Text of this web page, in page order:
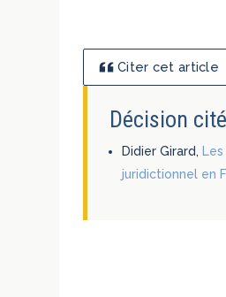
Citer cet article
Décision
Didier Girard,
juridictionnel en